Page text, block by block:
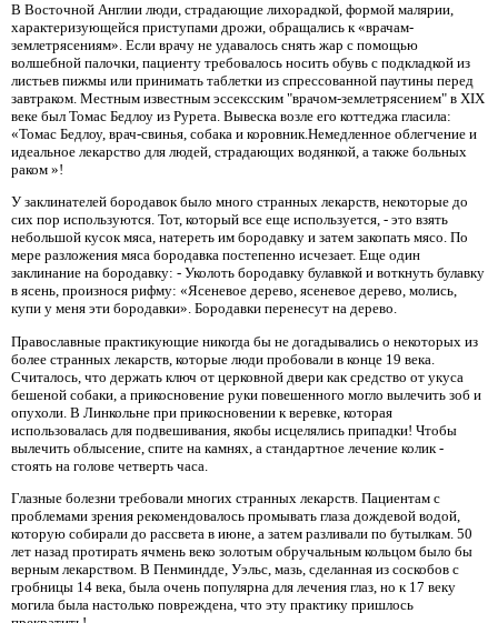
В Восточной Англии люди, страдающие лихорадкой, формой малярии,
характеризующейся приступами дрожи, обращались к «врачам-
землетрясениям». Если врачу не удавалось снять жар с помощью
волшебной палочки, пациенту требовалось носить обувь с подкладкой из
листьев пижмы или принимать таблетки из спрессованной паутины перед
завтраком. Местным известным эссексским "врачом-землетрясением" в XIX
веке был Томас Бедлоу из Рурета. Вывеска возле его коттеджа гласила:
«Томас Бедлоу, врач-свинья, собака и коровник.Немедленное облегчение и
идеальное лекарство для людей, страдающих водянкой, а также больных
раком »!
У заклинателей бородавок было много странных лекарств, некоторые до
сих пор используются. Тот, который все еще используется, - это взять
небольшой кусок мяса, натереть им бородавку и затем закопать мясо. По
мере разложения мяса бородавка постепенно исчезает. Еще один
заклинание на бородавку: - Уколоть бородавку булавкой и воткнуть булавку
в ясень, произнося рифму: «Ясеневое дерево, ясеневое дерево, молись,
купи у меня эти бородавки». Бородавки перенесут на дерево.
Православные практикующие никогда бы не догадывались о некоторых из
более странных лекарств, которые люди пробовали в конце 19 века.
Считалось, что держать ключ от церковной двери как средство от укуса
бешеной собаки, а прикосновение руки повешенного могло вылечить зоб и
опухоли. В Линкольне при прикосновении к веревке, которая
использовалась для подвешивания, якобы исцелялись припадки! Чтобы
вылечить облысение, спите на камнях, а стандартное лечение колик -
стоять на голове четверть часа.
Глазные болезни требовали многих странных лекарств. Пациентам с
проблемами зрения рекомендовалось промывать глаза дождевой водой,
которую собирали до рассвета в июне, а затем разливали по бутылкам. 50
лет назад протирать ячмень веко золотым обручальным кольцом было бы
верным лекарством. В Пенминдде, Уэльс, мазь, сделанная из соскобов с
гробницы 14 века, была очень популярна для лечения глаз, но к 17 веку
могила была настолько повреждена, что эту практику пришлось